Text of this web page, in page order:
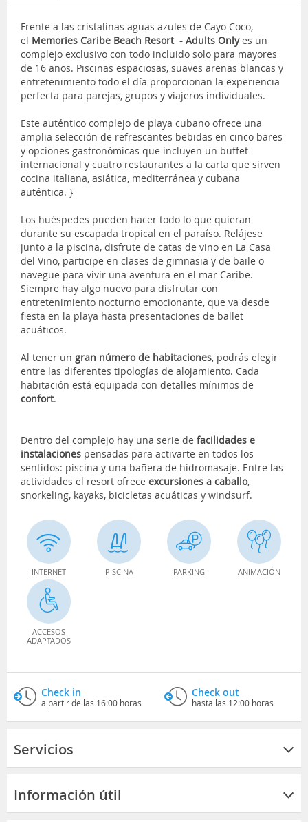
Frente a las cristalinas aguas azules de Cayo Coco,
el Memories Caribe Beach Resort - Adults Onlyes un
complejo exclusivo con todo incluido solo para mayores
de 16 años. Piscinas espaciosas, suaves arenas blancas y
entretenimiento todo el día proporcionan la experiencia
perfecta para parejas, grupos y viajeros individuales.
Este auténtico complejo de playa cubano ofrece una
amplia selección de refrescantes bebidas en cinco bares
y opciones gastronómicas que incluyen un buffet
internacional y cuatro restaurantes a la carta que sirven
cocina italiana, asiática, mediterránea y cubana
auténtica. }
Los huéspedes pueden hacer todo lo que quieran
durante su escapada tropical en el paraíso. Relájese
junto a la piscina, disfrute de catas de vino en La Casa
del Vino, participe en clases de gimnasia y de baile o
navegue para vivir una aventura en el mar Caribe.
Siempre hay algo nuevo para disfrutar con
entretenimiento nocturno emocionante, que va desde
fiesta en la playa hasta presentaciones de ballet
acuáticos.
Al tener un gran número de habitaciones, podrás elegir
entre las diferentes tipologías de alojamiento. Cada
habitación está equipada con detalles mínimos de
confort.
Dentro del complejo hay una serie de facilidades e
instalaciones pensadas para activarte en todos los
sentidos: piscina y una bañera de hidromasaje. Entre las
actividades el resort ofrece excursiones a caballo,
snorkeling, kayaks, bicicletas acuáticas y windsurf.
INTERNET PISCINA PARKING ANIMACIÓN
ACCESOS
ADAPTADOS
Check in
a partir de las 16:00 horas
Check out
hasta las 12:00 horas
Servicios
Información útil